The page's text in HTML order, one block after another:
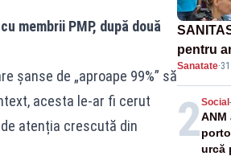
membrii PMP, după două
șanse de „aproape 99%” să
acesta le-ar fi cerut
atenția crescută din
pentru
proiectul
Sanatate·
2Social-
ANM
urcă